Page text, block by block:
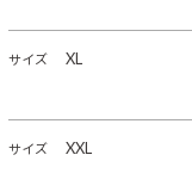
サイズ XL
サイズ XXL